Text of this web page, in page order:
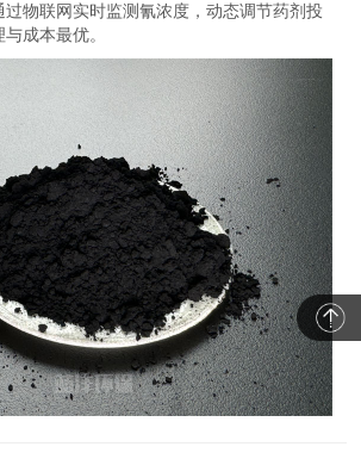
过物联网实时监测氰浓度，动态调节药剂投
成本最优。